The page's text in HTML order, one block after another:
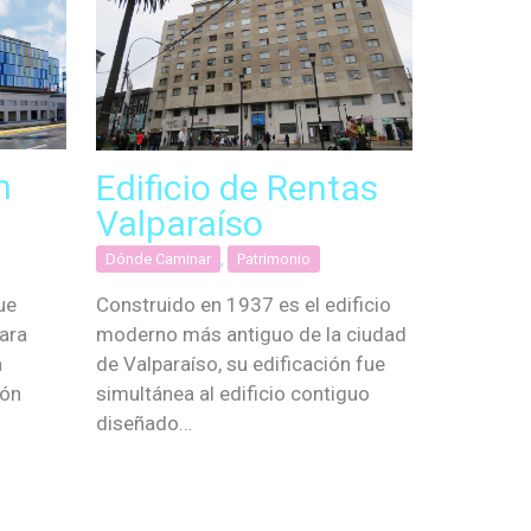
Edificio de Rentas
Valparaíso
Dónde Caminar , Patrimonio
Construido en 1937 es el edificio
moderno más antiguo de la ciudad
de Valparaíso, su edificación fue
simultánea al edificio contiguo
diseñado…